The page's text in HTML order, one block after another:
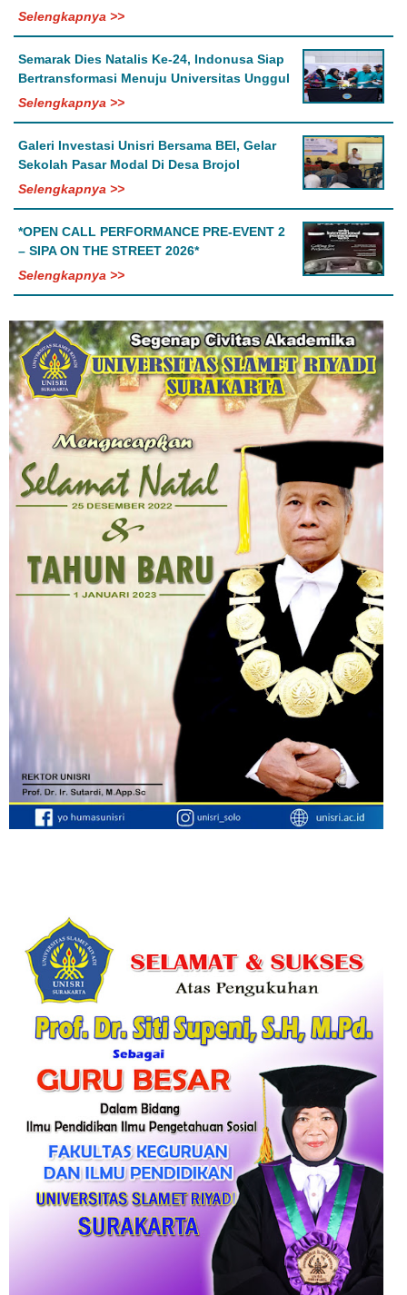
Selengkapnya >>
Semarak Dies Natalis Ke-24, Indonusa Siap
Bertransformasi Menuju Universitas Unggul
Selengkapnya >>
Galeri Investasi Unisri Bersama BEI, Gelar
Sekolah Pasar Modal Di Desa Brojol
Selengkapnya >>
*OPEN CALL PERFORMANCE PRE-EVENT 2
– SIPA ON THE STREET 2026*
Selengkapnya >>